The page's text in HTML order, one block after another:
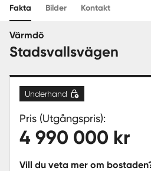
Sverige
Fakta Bilder Kontakt
Värmdö
Stadsvallsvägen
Underhand
Pris (Utgångspris):
4 990 000 kr
Vill du veta mer om